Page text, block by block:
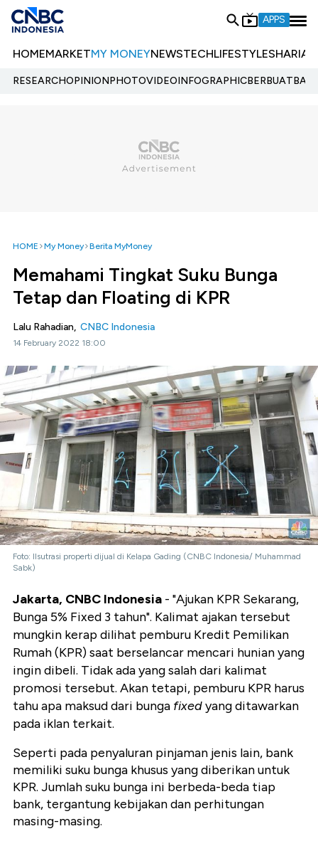
APPS
HOMEMARKETMY MONEYNEWSTECHLIFESTYLESHARIA
RESEARCHOPINIONPHOTOVIDEOINFOGRAPHIC
HOME My Money Berita MyMoney
Memahami Tingkat Suku Bunga
Tetap dan Floating di KPR
Lalu Rahadian, CNBC Indonesia
14 February 2022 18:00
Foto: Ilsutrasi properti dijual di Kelapa Gading (CNBC Indonesia/ Muhammad
Sabk)
Jakarta, CNBC Indonesia - "Ajukan KPR Sekarang,
Bunga 5% Fixed 3 tahun". Kalimat ajakan tersebut
mungkin kerap dilihat pemburu Kredit Pemilikan
Rumah (KPR) saat berselancar mencari hunian yang
ingin dibeli. Tidak ada yang salah dari kalimat
promosi tersebut. Akan tetapi, pemburu KPR harus
tahu apa maksud dari bunga fixedyang ditawarkan
pada iklan terkait.
Seperti pada penyaluran pinjaman jenis lain, bank
memiliki suku bunga khusus yang diberikan untuk
KPR. Jumlah suku bunga ini berbeda-beda tiap
bank, tergantung kebijakan dan perhitungan
masing-masing.